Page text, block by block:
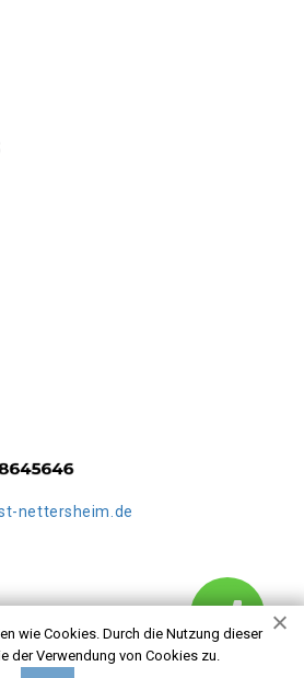
wie Cookies. Durch die Nutzung dieser
der Verwendung von Cookies zu.
nettersheim.de
Nettersheim. Alle Rechte